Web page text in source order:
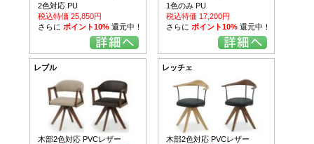
2色対応 PU
税込特価 25,850円
さらに ポイント10% 還元中！
1色のみ PU
税込特価 17,200円
さらに ポイント10% 還元中！
レブル
木部2色対応 PVCレザー
レッチェ
木部2色対応 PVCレザー